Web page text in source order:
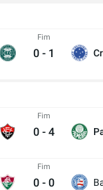
Fim
0 - 1
Fim
0 - 4
Fim
0 - 0